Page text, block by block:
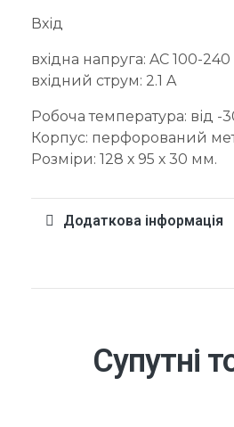
Вхід
вхідна напруга: AC 100-
вхідний струм: 2.1 A
Робоча температура: від -
Корпус: перфорований
Розміри: 128 х 95 х 30 мм.
Додаткова інформація
Супутні